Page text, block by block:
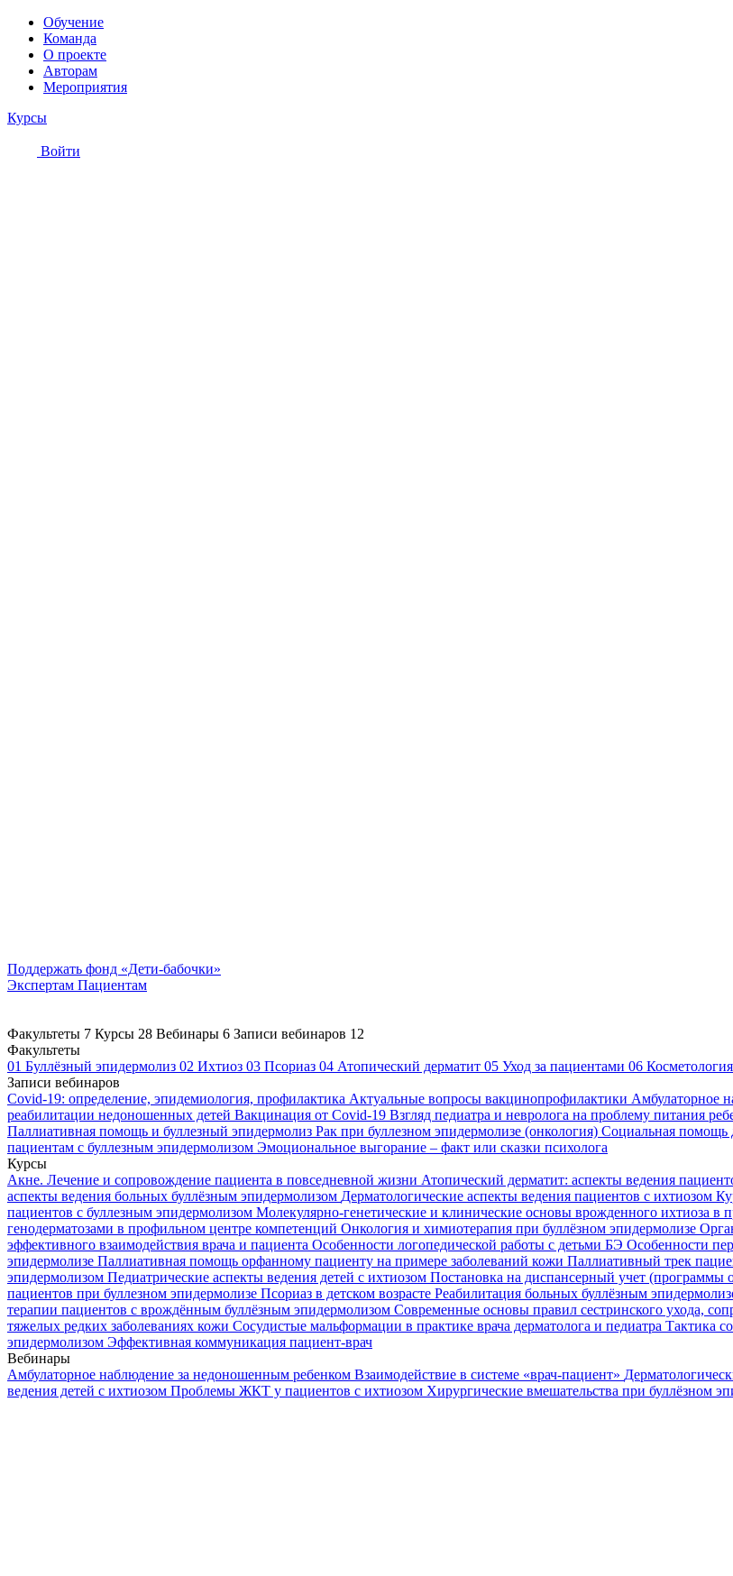
Обучение
Команда
О проекте
Авторам
Мероприятия
Курсы
Войти
Поддержать фонд «Дети-бабочки»
Экспертам Пациентам
Факультеты 7 Курсы 28 Вебинары 6 Записи вебинаров 12
Факультеты
01 Буллёзный эпидермолиз 02 Ихтиоз 03 Псориаз 04 Атопический дерматит 05 Уход за пациентами 06 Косметология
Записи вебинаров
Covid-19: определение, эпидемиология, профилактика Актуальные вопросы вакцинопрофилактики Амбулаторное
реабилитации недоношенных детей Вакцинация от Covid-19 Взгляд педиатра и невролога на проблему питания
Паллиативная помощь и буллезный эпидермолиз Рак при буллезном эпидермолизе (онкология) Социальная помощь
пациентам с буллезным эпидермолизом Эмоциональное выгорание – факт или сказки психолога
Курсы
Акне. Лечение и сопровождение пациента в повседневной жизни Атопический дерматит: аспекты ведения
аспекты ведения больных буллёзным эпидермолизом Дерматологические аспекты ведения пациентов с ихтиозом
пациентов с буллезным эпидермолизом Молекулярно-генетические и клинические основы врожденного ихтиоза в
генодерматозами в профильном центре компетенций Онкология и химиотерапия при буллёзном эпидермолизе
эффективного взаимодействия врача и пациента Особенности логопедической работы с детьми БЭ Особенности
эпидермолизе Паллиативная помощь орфанному пациенту на примере заболеваний кожи Паллиативный трек
эпидермолизом Педиатрические аспекты ведения детей с ихтиозом Постановка на диспансерный учет (программы
пациентов при буллезном эпидермолизе Псориаз в детском возрасте Реабилитация больных буллёзным
терапии пациентов с врождённым буллёзным эпидермолизом Современные основы правил сестринского ухода,
тяжелых редких заболеваниях кожи Сосудистые мальформации в практике врача дерматолога и педиатра Тактика
эпидермолизом Эффективная коммуникация пациент-врач
Вебинары
Амбулаторное наблюдение за недоношенным ребенком Взаимодействие в системе «врач-пациент»
ведения детей с ихтиозом Проблемы ЖКТ у пациентов с ихтиозом Хирургические вмешательства при буллёзном